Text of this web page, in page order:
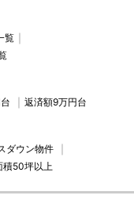
覧
返済額9万円台
ダウン物件
積50坪以上